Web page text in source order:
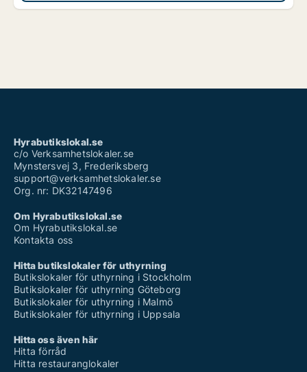
Hyrabutikslokal.se
c/o Verksamhetslokaler.se
Mynstersvej 3, Frederiksberg
support@verksamhetslokaler.se
Org. nr: DK32147496
Om Hyrabutikslokal.se
Om Hyrabutikslokal.se
Kontakta oss
Hitta butikslokaler för uthyrning
Butikslokaler för uthyrning i Stockholm
Butikslokaler för uthyrning Göteborg
Butikslokaler för uthyrning i Malmö
Butikslokaler för uthyrning i Uppsala
Hitta oss även här
Hitta förråd
Hitta restauranglokaler